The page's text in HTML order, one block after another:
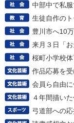
中部中で私
生徒自作の
豊川市へ10
来月３日「お
桜町小学校
作品応募を
会員ら自由
４年間描い
弓道部への